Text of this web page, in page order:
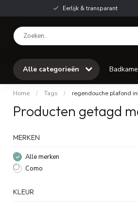
Eerlijk & transparant
Alle categorieën
Home / Tags / regendouche plafond
Producten getagd
MERKEN
Alle merken
Como
KLEUR